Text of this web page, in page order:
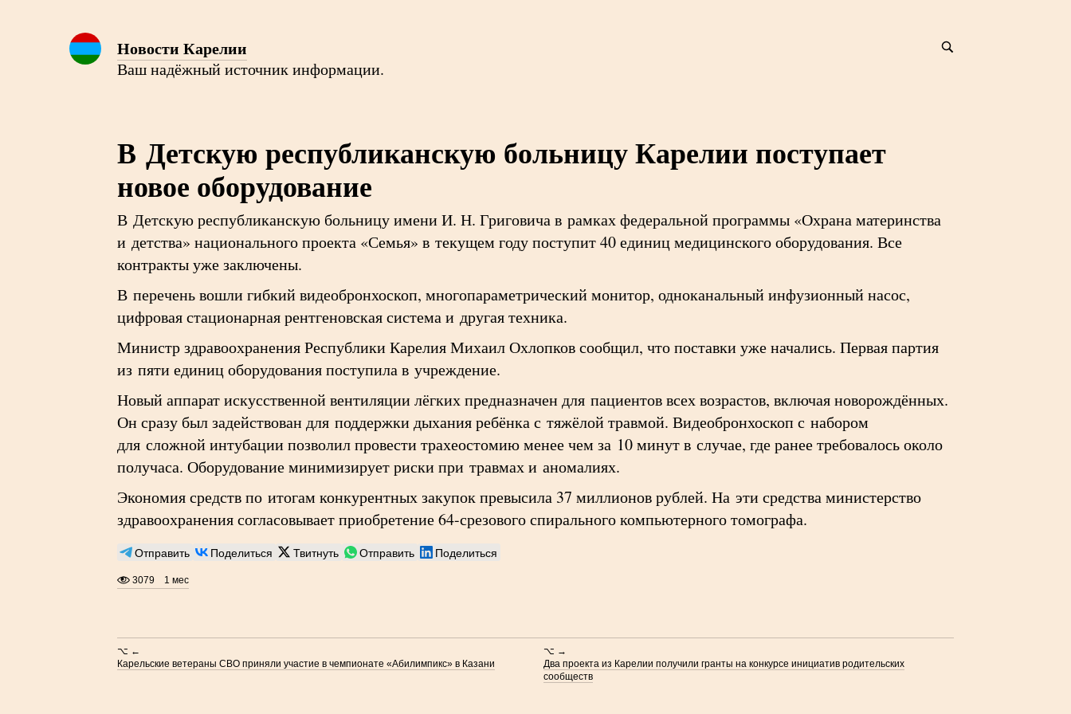
Новости Карелии
Ваш надёжный источник информации.
В Детскую республиканскую больницу Карелии поступает
новое оборудование
В Детскую республиканскую больницу имени И. Н. Григовича в рамках федеральной программы «Охрана материнства
и детства» национального проекта «Семья» в текущем году поступит 40 единиц медицинского оборудования. Все
контракты уже заключены.
В перечень вошли гибкий видеобронхоскоп, многопараметрический монитор, одноканальный инфузионный насос,
цифровая стационарная рентгеновская система и другая техника.
Министр здравоохранения Республики Карелия Михаил Охлопков сообщил, что поставки уже начались. Первая партия
из пяти единиц оборудования поступила в учреждение.
Новый аппарат искусственной вентиляции лёгких предназначен для пациентов всех возрастов, включая новорождённых.
Он сразу был задействован для поддержки дыхания ребёнка с тяжёлой травмой. Видеобронхоскоп с набором
для сложной интубации позволил провести трахеостомию менее чем за 10 минут в случае, где ранее требовалось около
получаса. Оборудование минимизирует риски при травмах и аномалиях.
Экономия средств по итогам конкурентных закупок превысила 37 миллионов рублей. На эти средства министерство
здравоохранения согласовывает приобретение 64-срезового спирального компьютерного томографа.
Отправить Поделиться Твитнуть Отправить Поделиться
3079 1 мес
⌥ ←
Карельские ветераны СВО приняли участие в чемпионате «Абилимпикс» в Казани
⌥ →
Два проекта из Карелии получили гранты на конкурсе инициатив родительских
сообществ